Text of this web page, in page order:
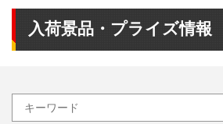
入荷景品・プライズ情報